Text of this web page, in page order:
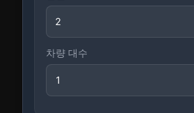
차량 대수